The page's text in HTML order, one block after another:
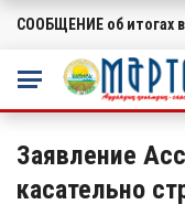
ВАЖНОЕ
СООБЩЕНИЕ об итогах
Заявление
касательно